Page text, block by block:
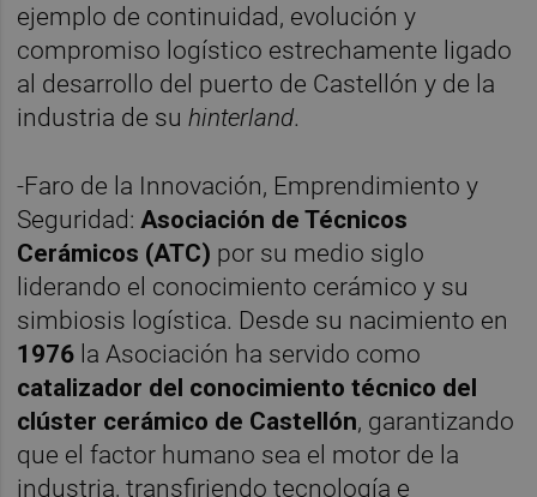
ejemplo de continuidad, evolución y
compromiso logístico estrechamente ligado
al desarrollo del puerto de Castellón y de la
industria de suhinterland.
-Faro de la Innovación, Emprendimiento y
Seguridad:Asociación de Técnicos
Cerámicos (ATC) por su medio siglo
liderando el conocimiento cerámico y su
simbiosis logística. Desde su nacimiento en
1976 la Asociación ha servido como
catalizador del conocimiento técnico del
clúster cerámico de Castellón, garantizando
que el factor humano sea el motor de la
industria, transfiriendo tecnología e